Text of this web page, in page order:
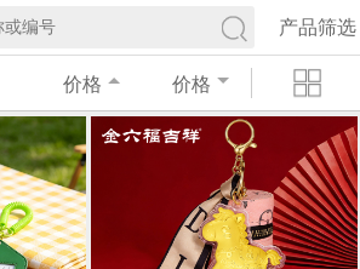
产品筛选
价格 价格